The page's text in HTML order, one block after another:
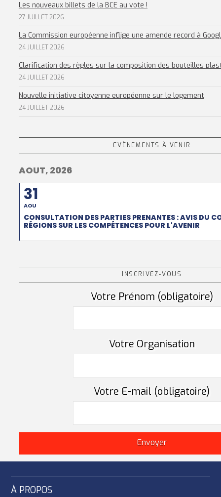
Les nouveaux billets de la BCE au vote !
27 JUILLET 2026
La Commission européenne inflige une amende record à
24 JUILLET 2026
Clarification des règles sur la composition des bouteilles
24 JUILLET 2026
Nouvelle initiative citoyenne européenne sur le logement
24 JUILLET 2026
EVÈNEMENTS À VENIR
AOUT, 2026
31
AOU
CONSULTATION DES PARTIES PRENANTES : AVIS DU
RÉGIONS SUR LES COMPÉTENCES POUR L'AVENIR
INSCRIVEZ-VOUS
Votre Prénom (obligatoire)
Votre Organisation
Votre E-mail (obligatoire)
À PROPOS